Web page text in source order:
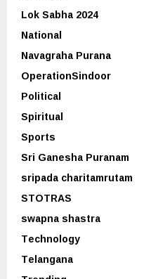
Lok Sabha 2024
National
Navagraha Purana
OperationSindoor
Political
Spiritual
Sports
Sri Ganesha Puranam
sripada charitamrutam
STOTRAS
swapna shastra
Technology
Telangana